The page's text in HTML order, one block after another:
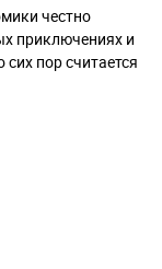
честно
приключениях и
пор считается